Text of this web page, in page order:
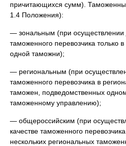
причитающихся сумм).
1.4 Положения):
— зональным (при осуществлении
таможенного перевозчика только
одной таможни);
— региональным (при
таможенного перевозчика в
таможен, подведомственных
таможенному управлению);
— общероссийским (при
качестве таможенного
нескольких региональных